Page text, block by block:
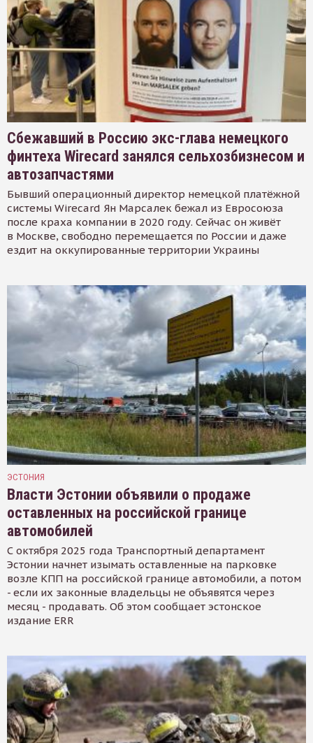
Сбежавший в Россию экс-глава немецкого
финтеха Wirecard занялся сельхозбизнесом и
автозапчастями
Бывший операционный директор немецкой платёжной
системы Wirecard Ян Марсалек бежал из Евросоюза
после краха компании в 2020 году. Сейчас он живёт
в Москве, свободно перемещается по России и даже
ездит на оккупированные территории Украины
ЭСТОНИЯ
Власти Эстонии объявили о продаже
оставленных на российской границе
автомобилей
С октября 2025 года Транспортный департамент
Эстонии начнет изымать оставленные на парковке
возле КПП на российской границе автомобили, а потом
- если их законные владельцы не объявятся через
месяц - продавать. Об этом сообщает эстонское
издание ERR